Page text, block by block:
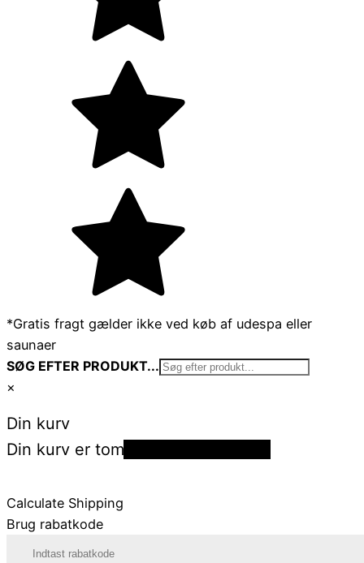
*Gratis fragt gælder ikke ved køb af udespa eller
saunaer
SØG EFTER PRODUKT...
×
Din kurv
Din kurv er tom
Calculate Shipping
Brug rabatkode